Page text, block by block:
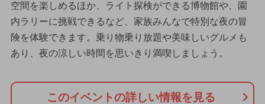
空間を楽しめるほか、ライト探検ができる博物館や、園
内ラリーに挑戦できるなど、家族みんなで特別な夜の冒
険を体験できます。乗り物乗り放題や美味しいグルメも
あり、夜の涼しい時間を思いきり満喫しましょう。
このイベントの詳しい情報を見る